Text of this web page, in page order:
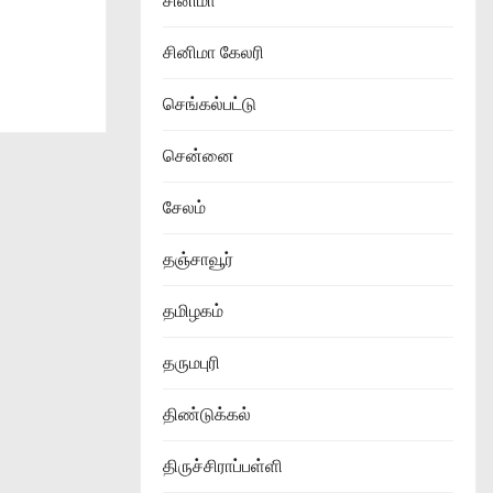
சினிமா கேலரி
செங்கல்பட்டு
சென்னை
சேலம்
தஞ்சாவூர்
தமிழகம்
தருமபுரி
திண்டுக்கல்
திருச்சிராப்பள்ளி